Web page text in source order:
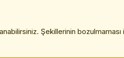
Şekillerinin